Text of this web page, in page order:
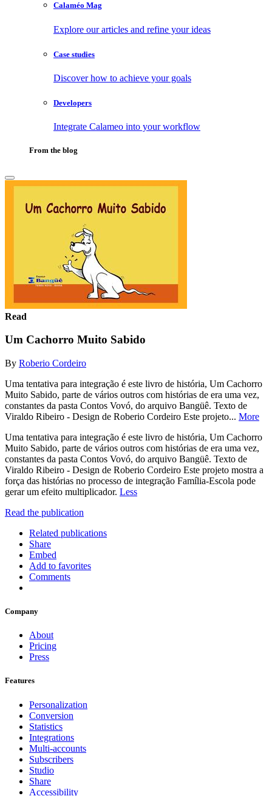
Calaméo Mag
Explore our articles and refine your ideas
Case studies
Discover how to achieve your goals
Developers
Integrate Calameo into your workflow
From the blog
Read
Um Cachorro Muito Sabido
By Roberio Cordeiro
Uma tentativa para integração é este livro de história, Um Cachorro
Muito Sabido, parte de vários outros com histórias de era uma vez,
constantes da pasta Contos Vovó, do arquivo Bangüê. Texto de
Viraldo Ribeiro - Design de Roberio Cordeiro Este projeto... More
Uma tentativa para integração é este livro de história, Um Cachorro
Muito Sabido, parte de vários outros com histórias de era uma vez,
constantes da pasta Contos Vovó, do arquivo Bangüê. Texto de
Viraldo Ribeiro - Design de Roberio Cordeiro Este projeto mostra a
força das histórias no processo de integração Família-Escola pode
gerar um efeito multiplicador. Less
Read the publication
Related publications
Share
Embed
Add to favorites
Comments
Company
About
Pricing
Press
Features
Personalization
Conversion
Statistics
Integrations
Multi-accounts
Subscribers
Studio
Share
Accessibility